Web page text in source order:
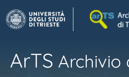
ArTS Archivio